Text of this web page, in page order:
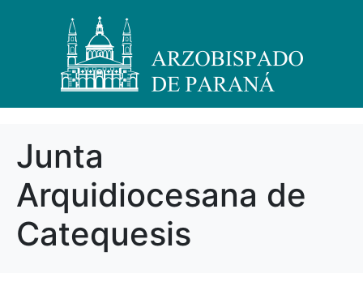
Junta
Arquidiocesana de
Catequesis